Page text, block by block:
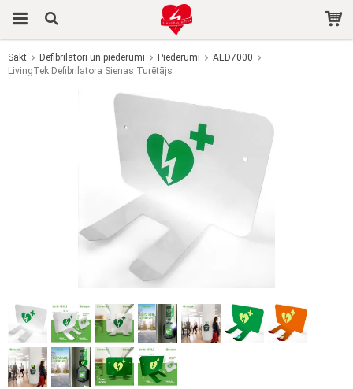
Prece tika pievienota jūsu grozam
Sākt Defibrilatori un piederumi Piederumi
AED7000
LivingTek Defibrilatora Sienas Turētājs